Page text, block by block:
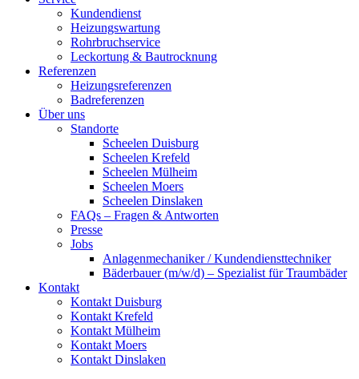
Kundendienst
Heizungswartung
Rohrbruchservice
Leckortung & Bautrocknung
Referenzen
Heizungsreferenzen
Badreferenzen
Über uns
Standorte
Scheelen Duisburg
Scheelen Krefeld
Scheelen Mülheim
Scheelen Moers
Scheelen Dinslaken
FAQs – Fragen & Antworten
Presse
Jobs
Anlagenmechaniker / Kundendiensttechniker
Bäderbauer (m/w/d) – Spezialist für Traumbäder
Kontakt
Kontakt Duisburg
Kontakt Krefeld
Kontakt Mülheim
Kontakt Moers
Kontakt Dinslaken